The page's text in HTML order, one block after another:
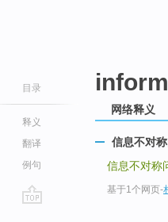
目录
释义
翻译
例句
网络释义
信息不对
信息不对称
基于1个网页-